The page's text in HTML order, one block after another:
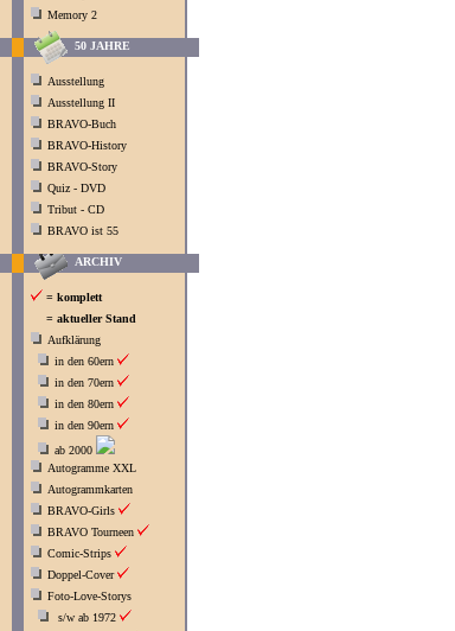
Memory 2
50 JAHRE
Ausstellung
Ausstellung II
BRAVO-Buch
BRAVO-History
BRAVO-Story
Quiz - DVD
Tribut - CD
BRAVO ist 55
ARCHIV
= komplett
= aktueller Stand
Aufklärung
in den 60ern
in den 70ern
in den 80ern
in den 90ern
ab 2000
Autogramme XXL
Autogrammkarten
BRAVO-Girls
BRAVO Tourneen
Comic-Strips
Doppel-Cover
Foto-Love-Storys
s/w ab 1972